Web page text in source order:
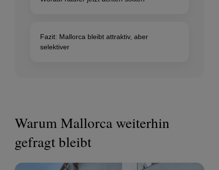
Fazit: Mallorca bleibt attraktiv, aber
selektiver
Warum Mallorca weiterhin
gefragt bleibt